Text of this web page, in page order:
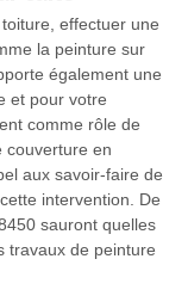
effectuer une
la peinture sur
également une
et pour votre
comme rôle de
couverture en
aux savoir-faire de
intervention. De
sauront quelles
travaux de peinture